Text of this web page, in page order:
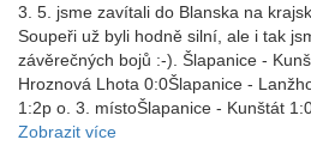
3. 5. jsme zavítali do Blanska na
Soupeři už byli hodně silní, ale i tak
závěrečných bojů :-). Šlapanice -
Hroznová Lhota 0:0Šlapanice -
1:2p o. 3. místoŠlapanice - Kunštát
Zobrazit více